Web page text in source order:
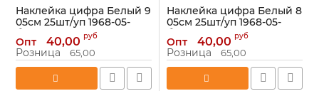
Наклейка цифра Белый 9
05см 25шт/уп 1968-05-
бел-9
Артикул: 1968-05-бел-9
Опт 40,00 руб
Розница 65,00
Наклейка цифра Белый 8
05см 25шт/уп 1968-05-
бел-8
Артикул: 1968-05-бел-8
Опт 40,00 руб
Розница 65,00